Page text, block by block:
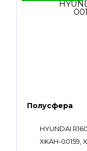
Полусфера
HYUNDAI
XKAH-00159,